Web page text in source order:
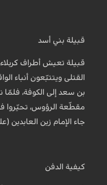
قبيلة بني أسد
قبيلة تعيش أطراف
القتلى ويتتبّعون أنباء
بن سعد إلى الكوفة، فلمّا
مقطّعة الرؤوس، تحيّروا
جاء الإمام زين العابدين
كيفية الدفن